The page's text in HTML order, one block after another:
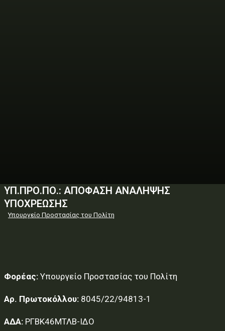
ΥΠ.ΠΡΟ.ΠΟ.: ΑΠΟΦΑΣΗ ΑΝΑΛΗΨΗΣ
ΥΠΟΧΡΕΩΣΗΣ
Υπουργείο Προστασίας του Πολίτη
Φορέας: Υπουργείο Προστασίας του Πολίτη
Αρ. Πρωτοκόλλου: 8045/22/94813-1
ΑΔΑ: ΡΓΒΚ46ΜΤΛΒ-ΙΔΟ